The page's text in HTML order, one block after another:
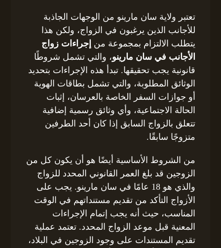
تعتبر ولاية سان مارينو من الوجهات الجاذبة
للأجانب الذين يرغبون في الزواج، ولكن هذا
يتطلب الالتزام بمجموعة من إجراءات زواج
الأجانب في سان مارينو، والتي تشمل شروطًا
قانونية يجب تحقيقها. تبدأ هذه الإجراءات بتحديد
الوثائق المطلوبة، والتي تشمل بطاقات الهوية
أو جوازات السفر الخاصة بالعرسان، إثبات
الحالة الاجتماعية، وأي وثائق رسمية إضافية
تتعلق بالزواج السابق إذا كان أحد الطرفين
متزوجًا سابقًا.
من الشروط الأساسية أيضًا هو أن يكون كل من
الزوجين قد بلغ العمر القانوني المحدد للزواج
والذي هو 18 عامًا في سان مارينو. يجب على
الأزواج التأكد من تقديم مستنداتهم في الوقت
المناسب، حيث أنه يجب إتمام الإجراءات
المعنية قبل موعد الزواج المحدد. تعتمد عملية
تقديم المستندات على وجود الزوجين في البلاد،